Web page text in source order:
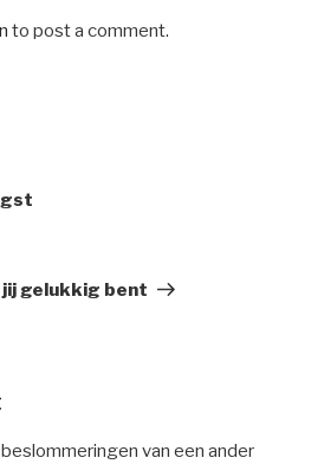
to post a comment.
gelukkig bent
van een ander